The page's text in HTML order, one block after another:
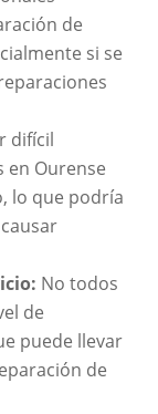
de
si se
difícil
Ourense
lo que podría
No todos
de
puede llevar
de